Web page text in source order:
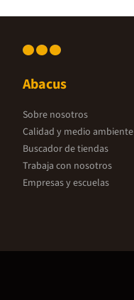
Abacus
Sobre nosotros
Calidad y medio ambiente
Buscador de tiendas
Trabaja con nosotros
Empresas y escuelas